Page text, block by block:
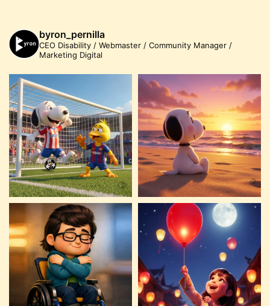
byron_pernilla
CEO Disability / Webmaster / Community Manager /
Marketing Digital